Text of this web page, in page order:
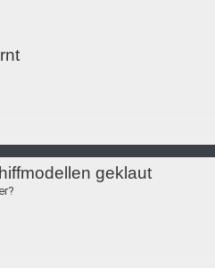
geklaut